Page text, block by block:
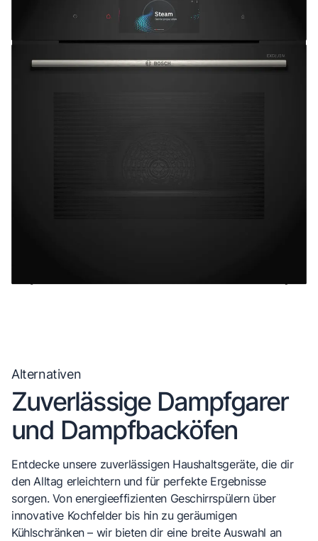
Alternativen
Zuverlässige Dampfgarer
und Dampfbacköfen
Entdecke unsere zuverlässigen Haushaltsgeräte, die dir
den Alltag erleichtern und für perfekte Ergebnisse
sorgen. Von energieeffizienten Geschirrspülern über
innovative Kochfelder bis hin zu geräumigen
Kühlschränken – wir bieten dir eine breite Auswahl an